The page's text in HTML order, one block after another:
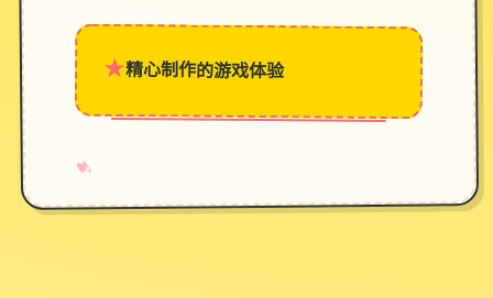
★精心制作的游戏体验
♥
✧
→